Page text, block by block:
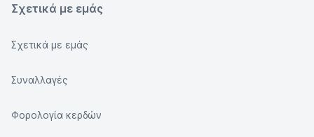
Σχετικά με εμάς
Σχετικά με εμάς
Συναλλαγές
Φορολογία κερδών